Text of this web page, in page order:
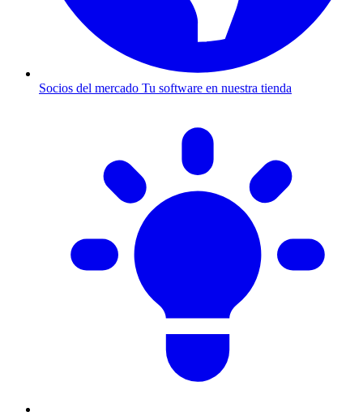
Socios del mercado Tu software en nuestra tienda